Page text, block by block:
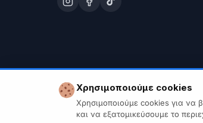
Χρησιμοποιούμε cookies
Χρησιμοποιούμε cookies για να
και να εξατομικεύσουμε το